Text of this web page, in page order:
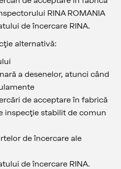
RINA ROMANIA
de încercare RINA.
alternativă:
a desenelor, atunci când
de acceptare în fabrică
inspecţie stabilit de comun
de încercare ale
de încercare RINA.